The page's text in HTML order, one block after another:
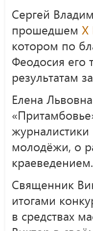
Сергей
прошедшем X
котором по
Феодосия его
результатам
Елена
журналистики
молодёжи, о
краеведением.
Священник
итогами
в средствах